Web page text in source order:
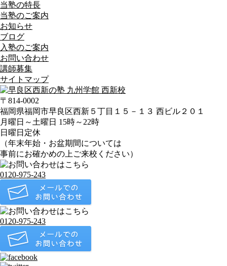
当塾の特長
当塾のご案内
お知らせ
ブログ
入塾のご案内
お問い合わせ
講師募集
サイトマップ
〒814-0002
福岡県福岡市早良区西新５丁目１５－１３ 西ビル２０１
月曜日～土曜日 15時～22時
日曜日定休
（年末年始・お盆期間については
事前にお確かめの上ご来校ください）
0120-975-243
0120-975-243